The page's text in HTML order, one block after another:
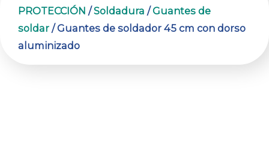
PROTECCIÓN /Soldadura /Guantes de
soldar / Guantes de soldador 45 cm con dorso
aluminizado